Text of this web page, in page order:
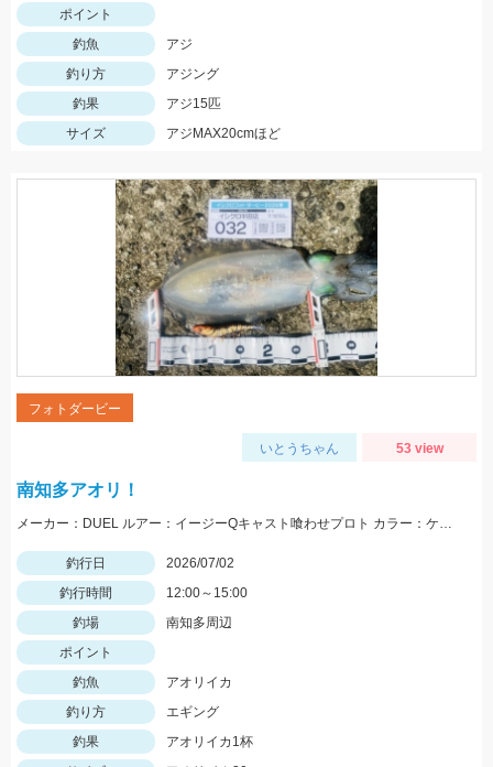
ポイント
釣魚
アジ
釣り方
アジング
釣果
アジ15匹
サイズ
アジMAX20cmほど
フォトダービー
いとうちゃん 53 view
南知多アオリ！
メーカー：DUEL ルアー：イージーQキャスト喰わせプロト カラー：ケイムラブラウンゴールド
釣行日
2026/07/02
釣行時間
12:00～15:00
釣場
南知多周辺
ポイント
釣魚
アオリイカ
釣り方
エギング
釣果
アオリイカ1杯